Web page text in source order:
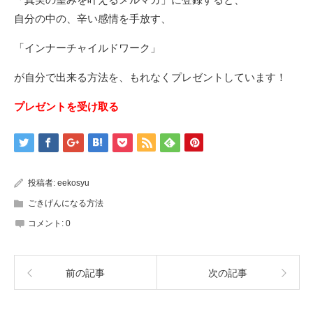
自分の中の、辛い感情を手放す、
「インナーチャイルドワーク」
が自分で出来る方法を、もれなくプレゼントしています！
プレゼントを受け取る
投稿者: eekosyu
ごきげんになる方法
コメント: 0
前の記事 次の記事